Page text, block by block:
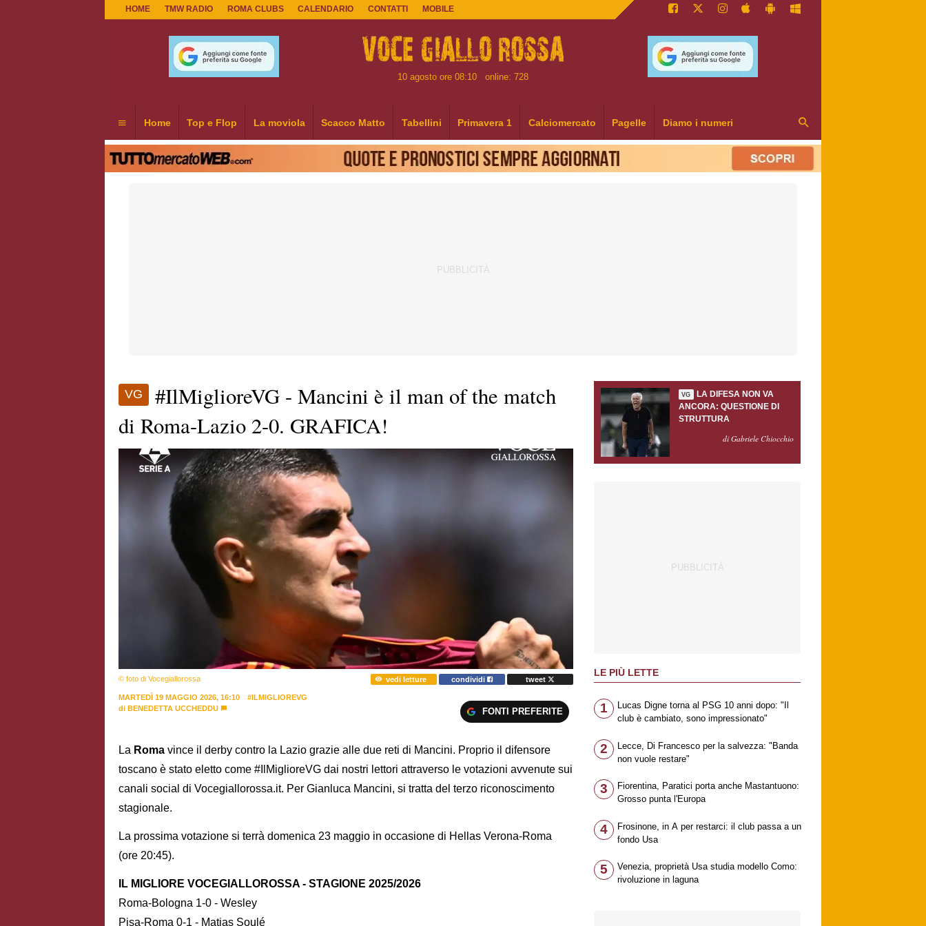
HOME TMW RADIO ROMA CLUBS CALENDARIO CONTATTI MOBILE
10 agosto ore 08:10 online: 728
Home Top e Flop La moviola Scacco Matto Tabellini Primavera 1 Calciomercato Pagelle Diamo i numeri
VG
#IlMiglioreVG - Mancini è il man of the match
di Roma-Lazio 2-0. GRAFICA!
© foto di Vocegiallorossa vedi letture condividi tweet
MARTEDÌ 19 MAGGIO 2026, 16:10
#ILMIGLIOREVG
di BENEDETTA UCCHEDDU FONTI PREFERITE
La Roma vince il derby contro la Lazio grazie alle due reti di Mancini. Proprio il difensore
toscano è stato eletto come #IlMiglioreVG dai nostri lettori attraverso le votazioni avvenute sui
canali social di Vocegiallorossa.it. Per Gianluca Mancini, si tratta del terzo riconoscimento
stagionale.
La prossima votazione si terrà domenica 23 maggio in occasione di Hellas Verona-Roma
(ore 20:45).
IL MIGLIORE VOCEGIALLOROSSA - STAGIONE 2025/2026
Roma-Bologna 1-0 - Wesley
Pisa-Roma 0-1 - Matias Soulé
VG
LA DIFESA NON VA
ANCORA: QUESTIONE DI
STRUTTURA
di Gabriele Chiocchio
LE PIÙ LETTE
1
Lucas Digne torna al PSG 10 anni dopo: "Il
club è cambiato, sono impressionato"
2
Lecce, Di Francesco per la salvezza: "Banda
non vuole restare"
3
Fiorentina, Paratici porta anche Mastantuono:
Grosso punta l'Europa
4
Frosinone, in A per restarci: il club passa a un
fondo Usa
5
Venezia, proprietà Usa studia modello Como:
rivoluzione in laguna